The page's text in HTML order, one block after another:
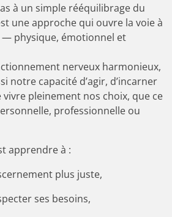
à un simple rééquilibrage du
une approche qui ouvre la voie à
physique, émotionnel et
nerveux harmonieux,
notre capacité d’agir, d’incarner
pleinement nos choix, que ce
professionnelle ou
apprendre à :
plus juste,
ses besoins,